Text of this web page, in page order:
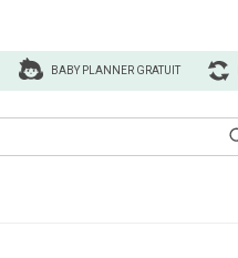
BABY PLANNER GRATUIT